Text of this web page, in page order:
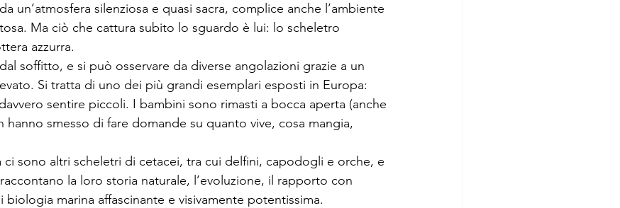
un’atmosfera silenziosa e quasi sacra, complice anche l’ambiente
Ma ciò che cattura subito lo sguardo è lui: lo scheletro
azzurra.
soffitto, e si può osservare da diverse angolazioni grazie a un
Si tratta di uno dei più grandi esemplari esposti in Europa:
sentire piccoli. I bambini sono rimasti a bocca aperta (anche
hanno smesso di fare domande su quanto vive, cosa mangia,
sono altri scheletri di cetacei, tra cui delfini, capodogli e orche, e
la loro storia naturale, l’evoluzione, il rapporto con
biologia marina affascinante e visivamente potentissima.